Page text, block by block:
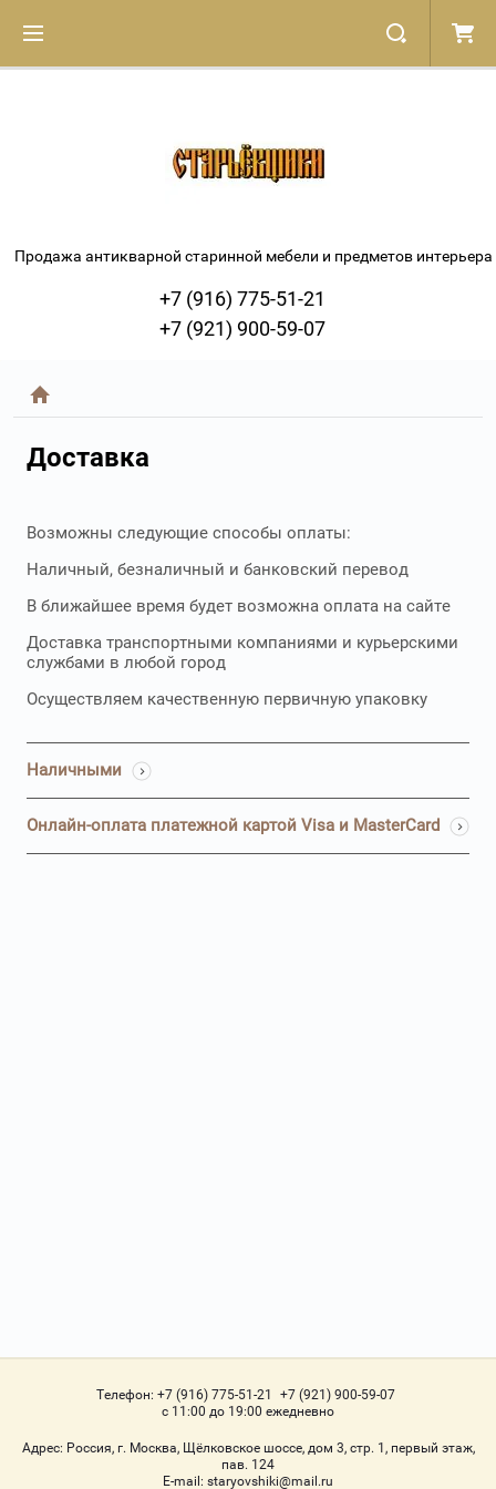
Продажа антикварной старинной мебели и предметов интерьера
+7 (916) 775-51-21
+7 (921) 900-59-07
Доставка
Возможны следующие способы оплаты:
Наличный, безналичный и банковский перевод
В ближайшее время будет возможна оплата на сайте
Доставка транспортными компаниями и курьерскими
службами в любой город
Осуществляем качественную первичную упаковку
Наличными
Онлайн-оплата платежной картой Visa и MasterCard
Телефон: +7 (916) 775-51-21
+7 (921) 900-59-07
с 11:00 до 19:00 ежедневно
Адрес: Россия, г. Москва, Щёлковское шоссе, дом 3, стр. 1, первый этаж,
пав. 124
Е-mail: staryovshiki@mail.ru